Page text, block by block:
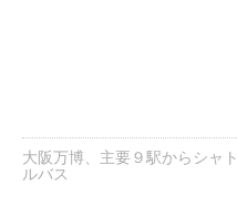
大阪万博、主要９駅からシャト
ルバス